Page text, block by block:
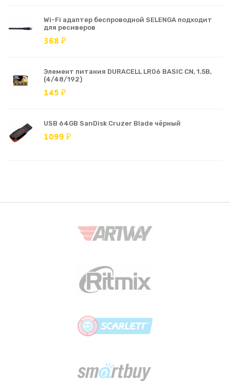
Wi-Fi адаптер беспроводной SELENGA подходит
для ресиверов
368 ₽
Элемент питания DURACELL LR06 BASIC CN, 1.5В,
(4/48/192)
145 ₽
USB 64GB SanDisk Cruzer Blade чёрный
1099 ₽